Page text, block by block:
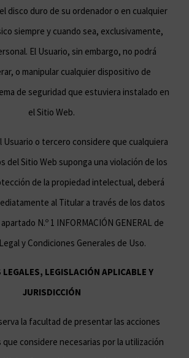
disco duro de su ordenador o en cualquier
siempre y cuando sea, exclusivamente,
El Usuario, sin embargo, no podrá
o manipular cualquier dispositivo de
de seguridad que estuviera instalado en
el Sitio Web.
Usuario o tercero considere que cualquiera
del Sitio Web suponga una violación de los
de la propiedad intelectual, deberá
al Titular a través de los datos
N.º 1 INFORMACIÓN GENERAL de
y Condiciones Generales de Uso.
LEGALES, LEGISLACIÓN APLICABLE Y
JURISDICCIÓN
la facultad de presentar las acciones
que considere necesarias por la utilización